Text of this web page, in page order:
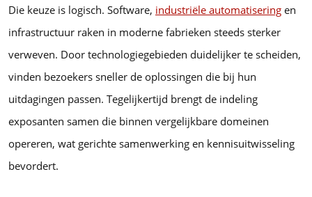
Die keuze is logisch. Software, industriële automatisering en
infrastructuur raken in moderne fabrieken steeds sterker
verweven. Door technologiegebieden duidelijker te scheiden,
vinden bezoekers sneller de oplossingen die bij hun
uitdagingen passen. Tegelijkertijd brengt de indeling
exposanten samen die binnen vergelijkbare domeinen
opereren, wat gerichte samenwerking en kennisuitwisseling
bevordert.